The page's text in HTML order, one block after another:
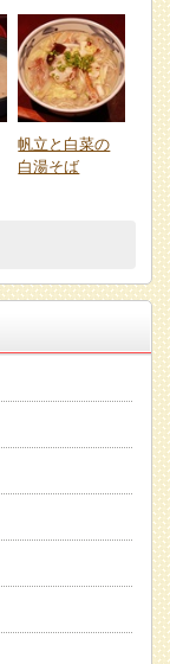
帆立と白菜の
白湯そば